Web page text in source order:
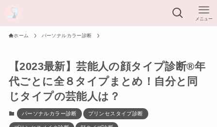
メニュー
ホーム パーソナルカラー診断
【2023最新】芸能人の顔タイプ診断®︎年
代ごとに全８タイプまとめ！自分と同
じタイプの芸能人は？
パーソナルカラー診断 プリンセスタイプ診断